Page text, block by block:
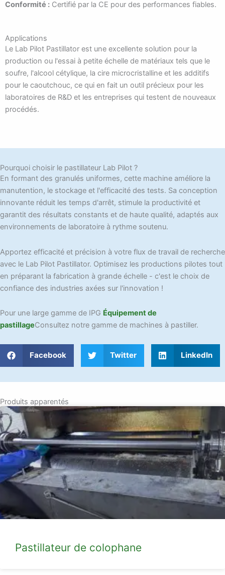
Conformité : Certifié par la CE pour des performances fiables.
Applications
Le Lab Pilot Pastillator est une excellente solution pour la
production ou l'essai à petite échelle de matériaux tels que le
soufre, l'alcool cétylique, la cire microcristalline et les additifs
pour le caoutchouc, ce qui en fait un outil précieux pour les
laboratoires de R&D et les entreprises qui testent de nouveaux
procédés.
Pourquoi choisir le pastillateur Lab Pilot ?
En formant des granulés uniformes, cette machine améliore la
manutention, le stockage et l'efficacité des tests. Sa conception
innovante réduit les temps d'arrêt, stimule la productivité et
garantit des résultats constants et de haute qualité, adaptés aux
environnements de laboratoire à rythme soutenu.
Apportez efficacité et précision à votre flux de travail de recherche
avec le Lab Pilot Pastillator. Optimisez les productions pilotes tout
en préparant la fabrication à grande échelle - c'est le choix de
confiance des industries axées sur l'innovation !
Pour une large gamme de IPG Équipement de
pastillageConsultez notre gamme de machines à pastiller.
Facebook Twitter LinkedIn
Produits apparentés
Pastillateur de colophane